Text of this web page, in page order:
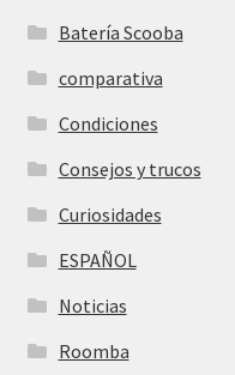
Batería Scooba
comparativa
Condiciones
Consejos y trucos
Curiosidades
ESPAÑOL
Noticias
Roomba